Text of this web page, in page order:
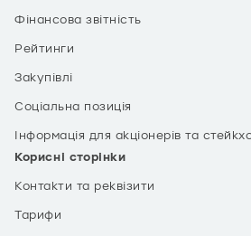
Фінансова звітність
Рейтинги
Закупівлі
Соціальна позиція
Інформація для акціонерів та
Корисні сторінки
Контакти та реквізити
Тарифи